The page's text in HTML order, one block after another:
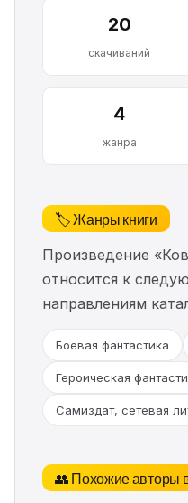
20
скачиваний
4
жанра
🏷️ Жанры книги
Произведение
относится к
направлениям
Боевая фантастика
Героическая
Самиздат, сетевая
👥 Похожие авторы